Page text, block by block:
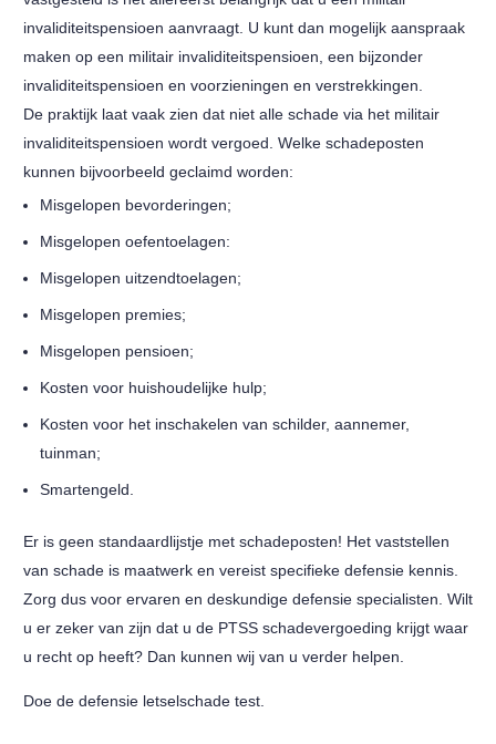
invaliditeitspensioen aanvraagt. U kunt dan mogelijk aanspraak
maken op een militair invaliditeitspensioen, een bijzonder
invaliditeitspensioen en voorzieningen en verstrekkingen.
De praktijk laat vaak zien dat niet alle schade via het militair
invaliditeitspensioen wordt vergoed. Welke schadeposten
kunnen bijvoorbeeld geclaimd worden:
Misgelopen bevorderingen;
Misgelopen oefentoelagen:
Misgelopen uitzendtoelagen;
Misgelopen premies;
Misgelopen pensioen;
Kosten voor huishoudelijke hulp;
Kosten voor het inschakelen van schilder, aannemer,
tuinman;
Smartengeld.
Er is geen standaardlijstje met schadeposten! Het vaststellen
van schade is maatwerk en vereist specifieke defensie kennis.
Zorg dus voor ervaren en deskundige defensie specialisten. Wilt
u er zeker van zijn dat u de PTSS schadevergoeding krijgt waar
u recht op heeft? Dan kunnen wij van u verder helpen.
Doe de defensie letselschade test.